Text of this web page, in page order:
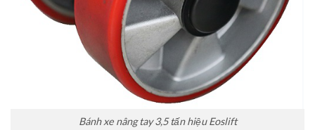
Bánh xe nâng tay 3,5 tấn hiệu Eoslift